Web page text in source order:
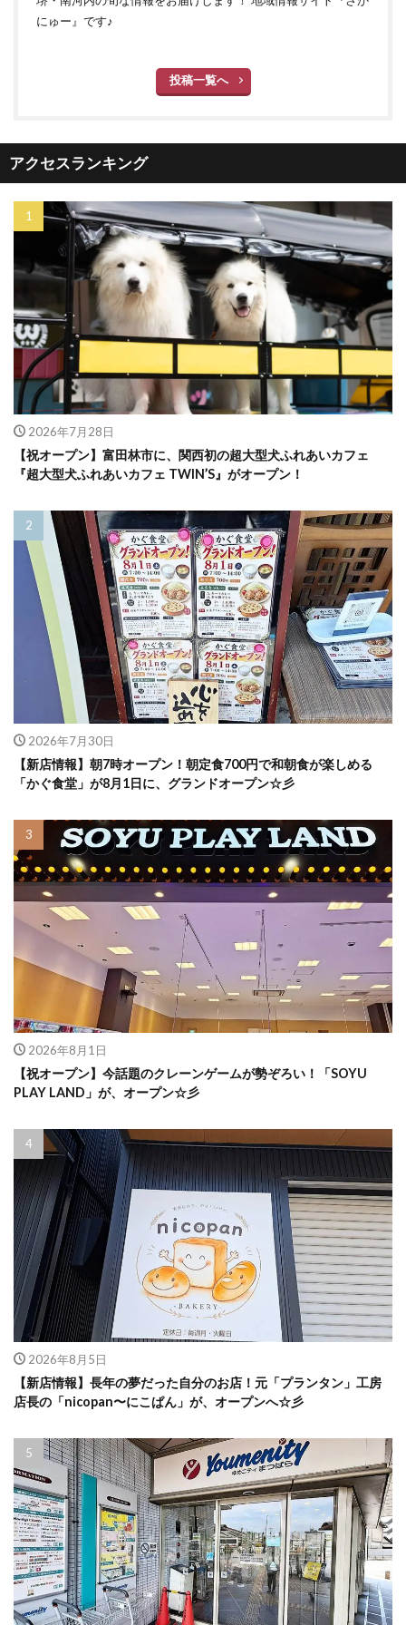
にゅー』です♪
投稿一覧へ
アクセスランキング
2026年7月28日
【祝オープン】富田林市に、関西初の超大型犬ふれあいカフェ
『超大型犬ふれあいカフェ TWIN’S』がオープン！
2026年7月30日
【新店情報】朝7時オープン！朝定食700円で和朝食が楽しめる
「かぐ食堂」が8月1日に、グランドオープン☆彡
2026年8月1日
【祝オープン】今話題のクレーンゲームが勢ぞろい！「SOYU
PLAY LAND」が、オープン☆彡
2026年8月5日
【新店情報】長年の夢だった自分のお店！元「プランタン」工房
店長の「nicopan〜にこぱん」が、オープンへ☆彡